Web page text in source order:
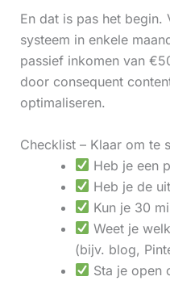
En dat is pas het begin.
systeem in enkele
passief inkomen van
door consequent
optimaliseren.
Checklist – Klaar om te
Heb je een
Heb je de
Kun je 30
Weet je
(bijv. blog,
Sta je open